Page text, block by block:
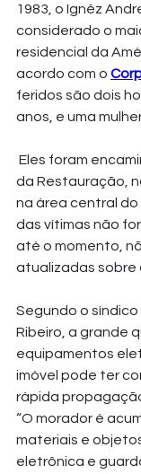
1983, o Ignêz
considerado o
residencial da
acordo com o
feridos são dois
anos, e uma
da Restauração,
na área central do
das vítimas não
até o momento,
atualizadas sobre
Segundo o síndico
Ribeiro, a grande
equipamentos
imóvel pode ter
rápida
“O morador é
materiais e
eletrônica e